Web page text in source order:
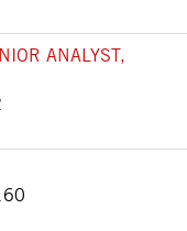
ANALYST,